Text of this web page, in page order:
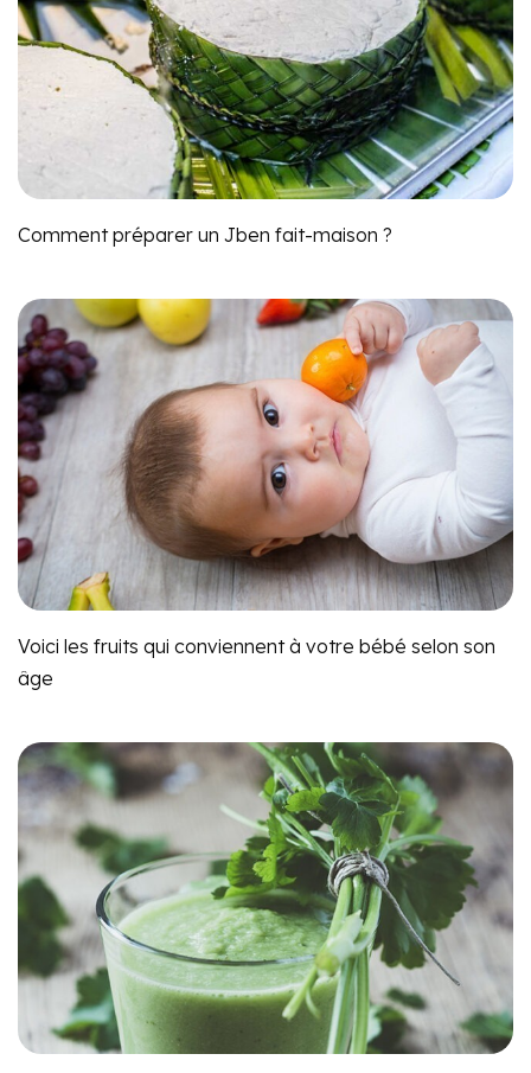
Comment préparer un Jben fait-maison ?
Voici les fruits qui conviennent à votre bébé selon son
âge